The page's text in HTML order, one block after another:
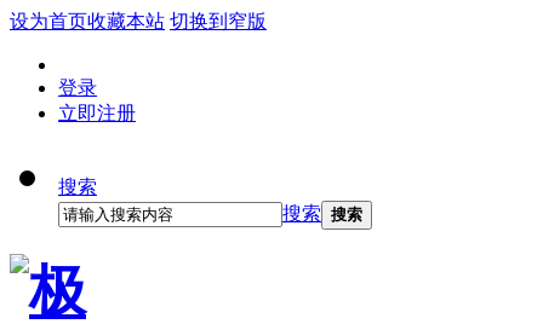
设为首页收藏本站 切换到窄版
登录
立即注册
搜索
搜索 搜索